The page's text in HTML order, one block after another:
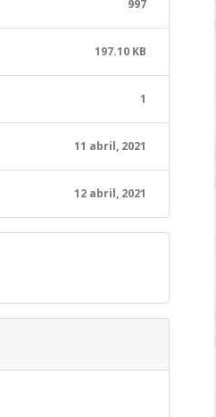
997
197.10 KB
1
11 abril, 2021
12 abril, 2021